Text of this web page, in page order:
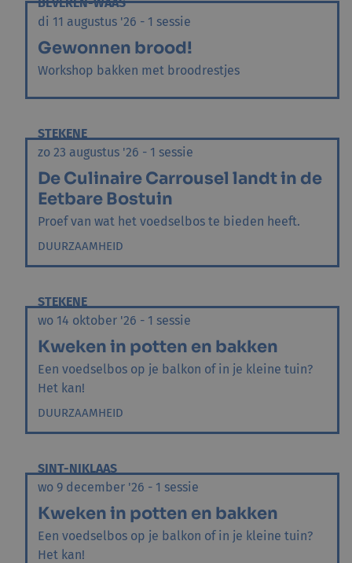
di 11 augustus '26 - 1 sessie
Gewonnen brood!
Workshop bakken met broodrestjes
STEKENE
zo 23 augustus '26 - 1 sessie
De Culinaire Carrousel landt in de
Eetbare Bostuin
Proef van wat het voedselbos te bieden heeft.
DUURZAAMHEID
STEKENE
wo 14 oktober '26 - 1 sessie
Kweken in potten en bakken
Een voedselbos op je balkon of in je kleine tuin?
Het kan!
DUURZAAMHEID
SINT-NIKLAAS
wo 9 december '26 - 1 sessie
Kweken in potten en bakken
Een voedselbos op je balkon of in je kleine tuin?
Het kan!